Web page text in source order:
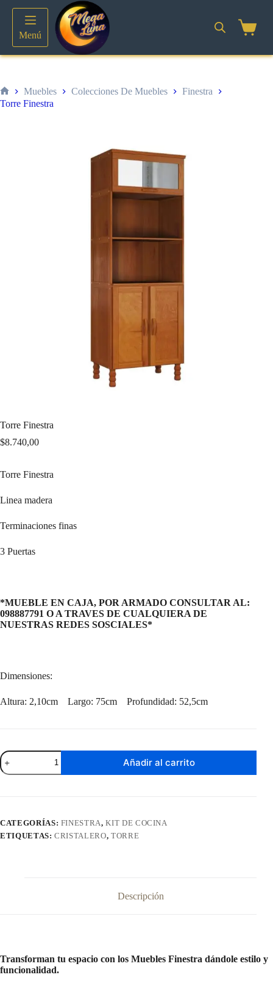
contenido
Menú
Inicio
Muebles Colecciones De Muebles
Finestra
Torre Finestra
Torre Finestra
$8.740,00
Torre Finestra
Linea madera
Terminaciones finas
3 Puertas
*MUEBLE EN CAJA, POR ARMADO CONSULTAR AL:
098887791 O A TRAVES DE CUALQUIERA DE
NUESTRAS REDES SOSCIALES*
Dimensiones:
Altura: 2,10cm Largo: 75cm Profundidad: 52,5cm
Torre
Finestra
cantidad
Añadir al carrito
CATEGORÍAS: FINESTRA,KIT DE COCINA
ETIQUETAS:CRISTALERO, TORRE
Descripción
Transforman tu espacio con los Muebles Finestra dándole estilo y
funcionalidad.